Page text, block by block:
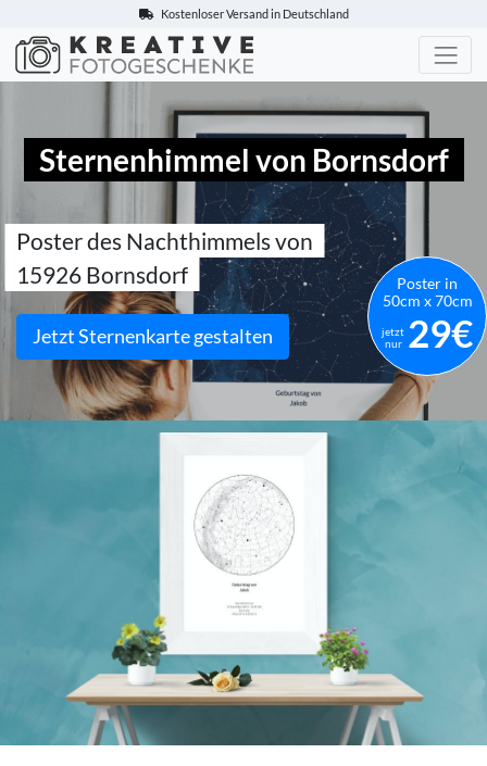
Kostenloser Versand in Deutschland
Kreative-Fotogeschenke.de
Sternenhimmel von Bornsdorf
Poster des Nachthimmels von
15926 Bornsdorf
Jetzt Sternenkarte gestalten
Poster in
50cm x 70cm
jetzt
nur 29€